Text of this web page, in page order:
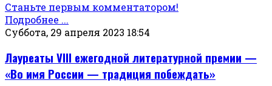
Станьте первым комментатором!
Подробнее ...
Суббота, 29 апреля 2023 18:54
Лауреаты VIII ежегодной литературной премии —
«Во имя России — традиция побеждать»